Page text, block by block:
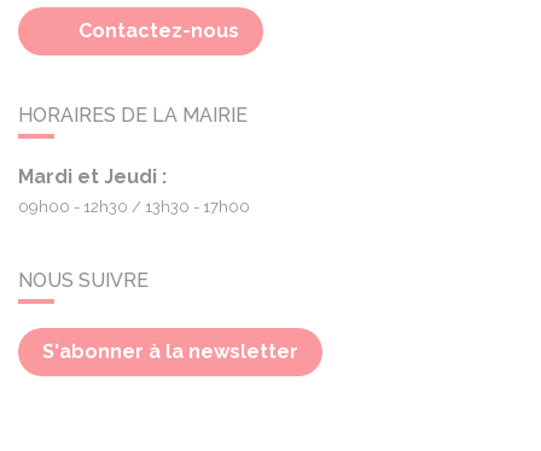
Contactez-nous
HORAIRES DE LA MAIRIE
Mardi et Jeudi :
09h00 - 12h30 13h30 - 17h00
NOUS SUIVRE
S'abonner à la newsletter